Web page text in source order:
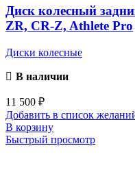
Диск колесный
ZR, CR-Z, Athlete Pro
Диски колесные
В наличии
11 500 ₽
Добавить в список
В корзину
Быстрый просмотр